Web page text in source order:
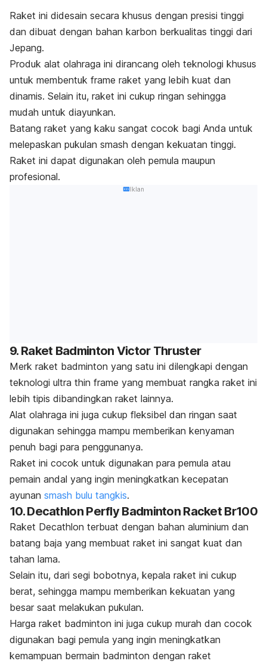
Raket ini didesain secara khusus dengan presisi tinggi
dan dibuat dengan bahan karbon berkualitas tinggi dari
Jepang.
Produk alat olahraga ini dirancang oleh teknologi khusus
untuk membentuk frame raket yang lebih kuat dan
dinamis. Selain itu, raket ini cukup ringan sehingga
mudah untuk diayunkan.
Batang raket yang kaku sangat cocok bagi Anda untuk
melepaskan pukulan smash dengan kekuatan tinggi.
Raket ini dapat digunakan oleh pemula maupun
profesional.
Iklan
9. Raket Badminton Victor Thruster
Merk raket badminton yang satu ini dilengkapi dengan
teknologi ultra thin frame yang membuat rangka raket ini
lebih tipis dibandingkan raket lainnya.
Alat olahraga ini juga cukup fleksibel dan ringan saat
digunakan sehingga mampu memberikan kenyaman
penuh bagi para penggunanya.
Raket ini cocok untuk digunakan para pemula atau
pemain andal yang ingin meningkatkan kecepatan
ayunan smash bulu tangkis.
10. Decathlon Perfly Badminton Racket Br100
Raket Decathlon terbuat dengan bahan aluminium dan
batang baja yang membuat raket ini sangat kuat dan
tahan lama.
Selain itu, dari segi bobotnya, kepala raket ini cukup
berat, sehingga mampu memberikan kekuatan yang
besar saat melakukan pukulan.
Harga raket badminton ini juga cukup murah dan cocok
digunakan bagi pemula yang ingin meningkatkan
kemampuan bermain badminton dengan raket